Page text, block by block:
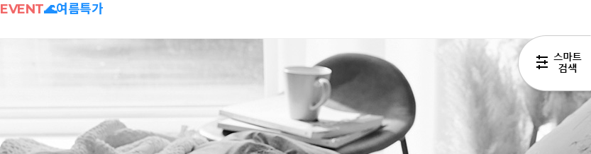
EVENT🌊여름특가